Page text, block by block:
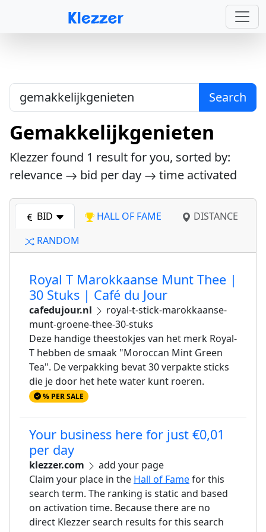
Search
Gemakkelijkgenieten
Klezzer found 1 result for you, sorted by:
relevance
bid per day time activated
BID HALL OF FAME
DISTANCE
RANDOM
Royal T Marokkaanse Munt Thee |
30 Stuks | Café du Jour
cafedujour.nl
royal-t-stick-marokkaanse-
munt-groene-thee-30-stuks
Deze handige theestokjes van het merk Royal-
T hebben de smaak "Moroccan Mint Green
Tea". De verpakking bevat 30 verpakte sticks
die je door het hete water kunt roeren.
% PER SALE
Your business here for just €0,01
per day
klezzer.com
add your page
Claim your place in the Hall of Famefor this
search term. The ranking is static and based
on activation time. Because there are no
direct Klezzer search results for this search